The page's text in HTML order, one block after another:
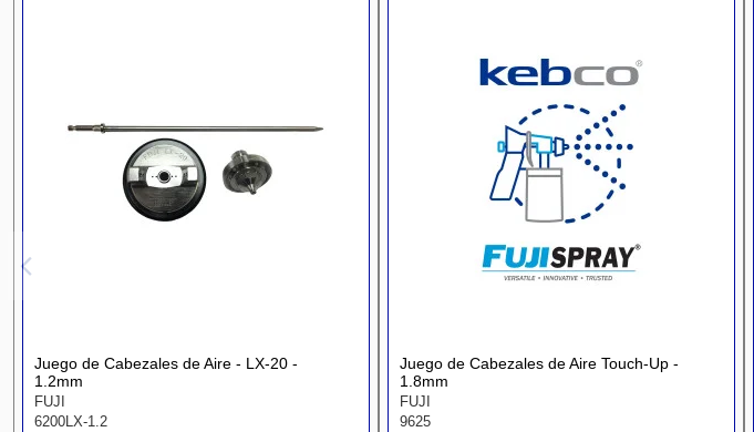
Juego de Cabezales de Aire - LX-20 -
1.2mm
FUJI
6200LX-1.2
Juego de Cabezales de Aire Touch-Up -
1.8mm
FUJI
9625